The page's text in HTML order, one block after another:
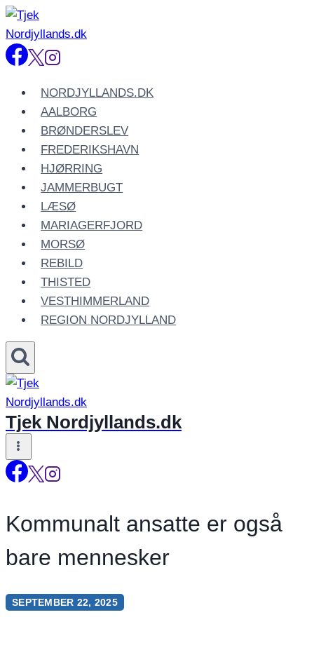
Fortsæt
til
indhold
NORDJYLLANDS.DK
AALBORG
BRØNDERSLEV
FREDERIKSHAVN
HJØRRING
JAMMERBUGT
LÆSØ
MARIAGERFJORD
MORSØ
REBILD
THISTED
VESTHIMMERLAND
REGION NORDJYLLAND
Tjek Nordjyllands.dk
Kommunalt ansatte er også
bare mennesker
SEPTEMBER 22, 2025